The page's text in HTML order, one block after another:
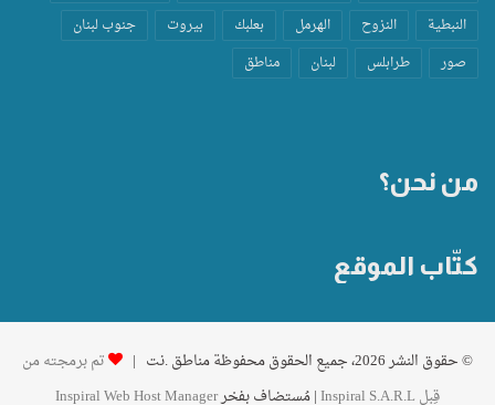
النبطية
النزوح الهرمل بعلبك بيروت
جنوب لبنان
صور
طرابلس لبنان مناطق
من نحن؟
كتّاب الموقع
© حقوق النشر 2026، جميع الحقوق محفوظة مناطق .نت |
تم برمجته من
قِبل Inspiral S.A.R.L
| مُستضاف بفخرInspiral Web Host Manager